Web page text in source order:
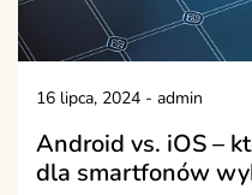
16 lipca, 2024 - admin
Android vs. iOS –
dla smartfonów